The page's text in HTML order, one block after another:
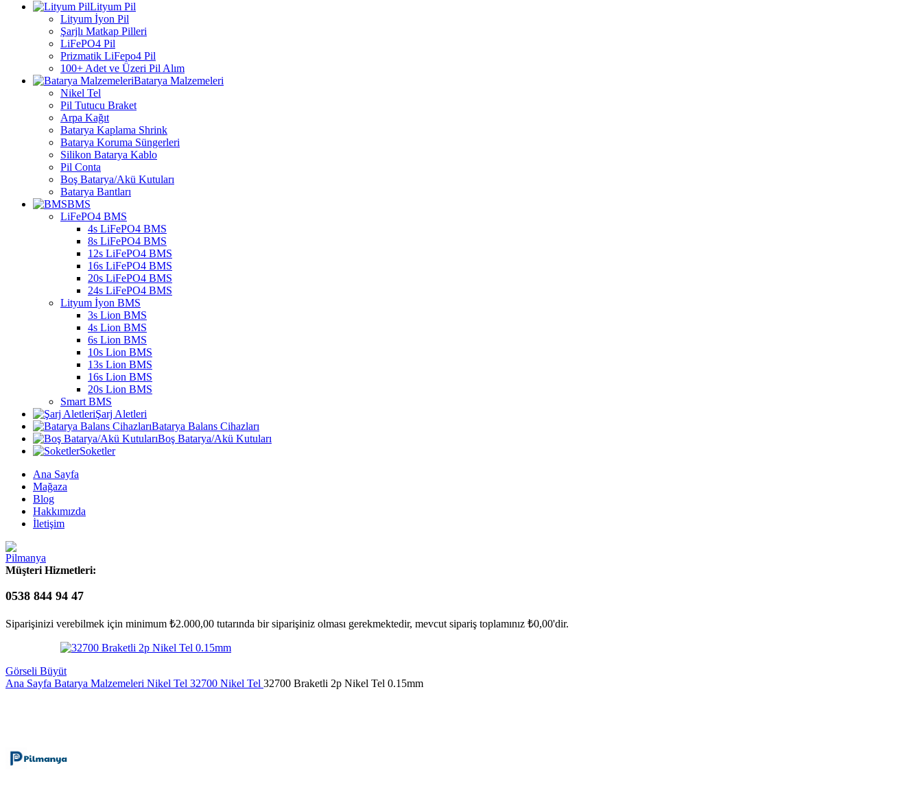
Lityum Pil
Lityum İyon Pil
Şarjlı Matkap Pilleri
LiFePO4 Pil
Prizmatik LiFepo4 Pil
100+ Adet ve Üzeri Pil Alım
Batarya Malzemeleri
Nikel Tel
Pil Tutucu Braket
Arpa Kağıt
Batarya Kaplama Shrink
Batarya Koruma Süngerleri
Silikon Batarya Kablo
Pil Conta
Boş Batarya/Akü Kutuları
Batarya Bantları
BMS
LiFePO4 BMS
4s LiFePO4 BMS
8s LiFePO4 BMS
12s LiFePO4 BMS
16s LiFePO4 BMS
20s LiFePO4 BMS
24s LiFePO4 BMS
Lityum İyon BMS
3s Lion BMS
4s Lion BMS
6s Lion BMS
10s Lion BMS
13s Lion BMS
16s Lion BMS
20s Lion BMS
Smart BMS
Şarj Aletleri
Batarya Balans Cihazları
Boş Batarya/Akü Kutuları
Soketler
Ana Sayfa
Mağaza
Blog
Hakkımızda
İletişim
Müşteri Hizmetleri:
0538 844 94 47
Siparişinizi verebilmek için minimum ₺2.000,00 tutarında bir siparişiniz olması gerekmektedir, mevcut sipariş toplamınız ₺0,00'dir.
Görseli Büyüt
Ana Sayfa Batarya Malzemeleri Nikel Tel 32700 Nikel Tel 32700 Braketli 2p Nikel Tel 0.15mm